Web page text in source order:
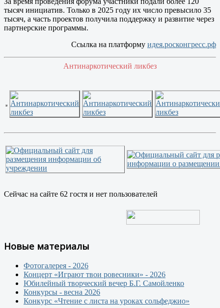
тысяч инициатив. Только в 2025 году их число превысило 35
тысяч, а часть проектов получила поддержку и развитие через
партнерские программы.
Ссылка на платформу идея.росконгресс.рф
Антинаркотический ликбез
Сейчас на сайте 62 гостя и нет пользователей
Новые материалы
Фотогалерея - 2026
Концерт «Играют твои ровесники» - 2026
Юбилейный творческий вечер Б.Г. Самойленко
Конкурсы - весна 2026
Конкурс «Чтение с листа на уроках сольфеджио»